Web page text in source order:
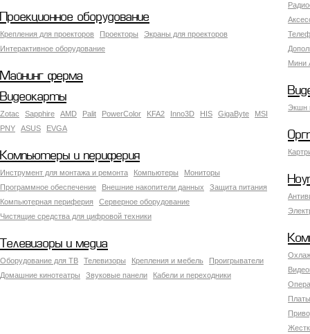
Мини
Проекционное оборудование
Крепления для проекторов Проекторы
Экраны для проекторов
Интерактивное оборудование
Майнинг ферма
Экшн
Видеокарты
Zotac Sapphire AMD Palit PowerColor KFA2 Inno3D HIS GigaByte
MSI
PNY
ASUS EVGA
Компьютеры и периферия
Инструмент для монтажа и ремонта Компьютеры
Мониторы
Программное обеспечение
Внешние накопители данных
Защита питания
Компьютерная периферия
Серверное оборудование
Чистящие средства для цифровой техники
Телевизоры и медиа
Оборудование для ТВ Телевизоры Крепления и мебель
Проигрыватели
Домашние кинотеатры
Звуковые панели Кабели и переходники